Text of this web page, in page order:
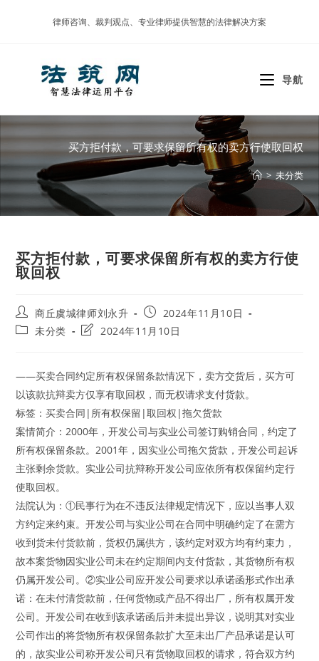
律师咨询、裁判观点、专业律师提供智慧的法律解决方案
导航
买方拒付款，可要求保留所有权的卖方行使取回权
> 未分类
买方拒付款，可要求保留所有权的卖方行使
取回权
Post
author:
商丘虞城律师刘永升
Post
published:
2024年11月10日
Post未分类
Post2024年11月10日
——买卖合同约定所有权保留条款情况下，卖方交货后，买方可
以该款抗辩卖方仅享有取回权，而无权请求支付货款。
标签：买卖合同|所有权保留|取回权|拖欠货款
案情简介：2000年，开发公司与实业公司签订购销合同，约定了
所有权保留条款。2001年，因实业公司拖欠货款，开发公司起诉
主张剩余货款。实业公司抗辩称开发公司应依所有权保留约定行
使取回权。
法院认为：①民事行为在不违反法律规定情况下，应以当事人双
方约定来约束。开发公司与实业公司在合同中明确约定了在需方
收到货未付货款前，货权仍属供方，该约定对双方均有约束力，
故本案货物因实业公司未在约定期间内支付货款，其货物所有权
仍属开发公司。②实业公司应开发公司要求以承诺函形式作出承
诺：在未付清货款前，任何货物或产品不得出厂，所有权属开发
公司。开发公司在收到该承诺函后并未提出异议，说明其对实业
公司作出的将货物所有权保留条款扩大至未出厂产品承诺是认可
的，故实业公司称开发公司只有货物取回权的请求，符合双方约